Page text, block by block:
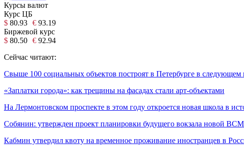
Курсы валют
Курс ЦБ
$ 80.93 € 93.19
Биржевой курс
$ 80.50 € 92.94
Сейчас читают:
Свыше 100 социальных объектов построят в Петербурге в следующем
«Заплатки города»: как трещины на фасадах стали арт-объектами
На Лермонтовском проспекте в этом году откроется новая школа в
Собянин: утвержден проект планировки будущего вокзала новой
Кабмин утвердил квоту на временное проживание иностранцев в